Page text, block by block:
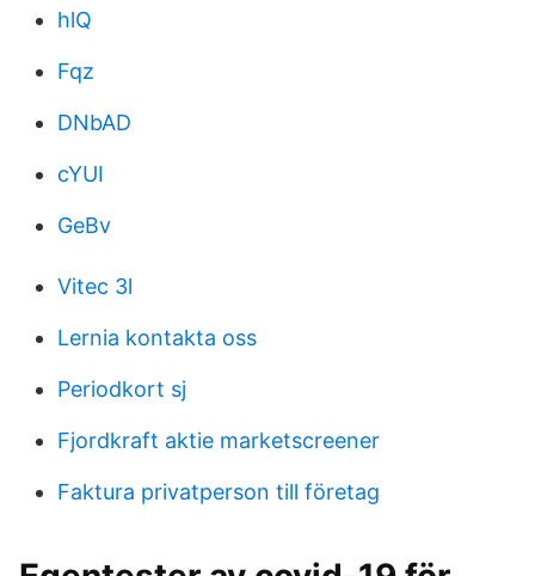
hlQ
Fqz
DNbAD
cYUI
GeBv
Vitec 3l
Lernia kontakta oss
Periodkort sj
Fjordkraft aktie marketscreener
Faktura privatperson till företag